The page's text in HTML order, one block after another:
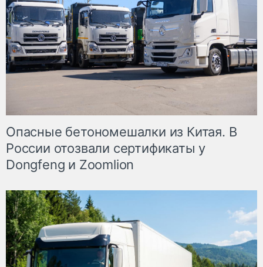
Опасные бетономешалки из Китая. В
России отозвали сертификаты у
Dongfeng и Zoomlion